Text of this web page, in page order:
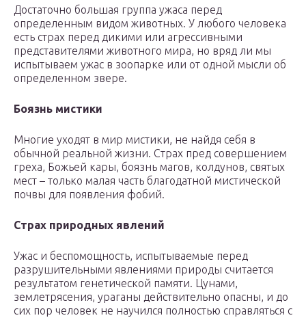
Достаточно большая группа ужаса перед
определенным видом животных. У любого человека
есть страх перед дикими или агрессивными
представителями животного мира, но вряд ли мы
испытываем ужас в зоопарке или от одной мысли об
определенном звере.
Боязнь мистики
Многие уходят в мир мистики, не найдя себя в
обычной реальной жизни. Страх пред совершением
греха, Божьей кары, боязнь магов, колдунов, святых
мест – только малая часть благодатной мистической
почвы для появления фобий.
Страх природных явлений
Ужас и беспомощность, испытываемые перед
разрушительными явлениями природы считается
результатом генетической памяти. Цунами,
землетрясения, ураганы действительно опасны, и до
сих пор человек не научился полностью справляться с